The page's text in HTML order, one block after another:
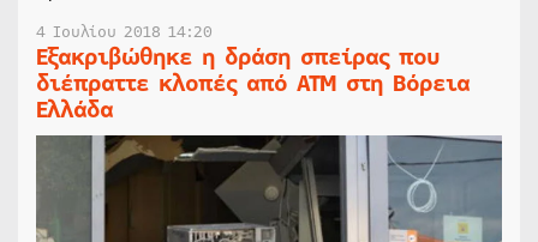
4 Ιουλίου 2018 14:20
Εξακριβώθηκε η δράση σπείρας που
διέπραττε κλοπές από ΑΤΜ στη Βόρεια
Ελλάδα